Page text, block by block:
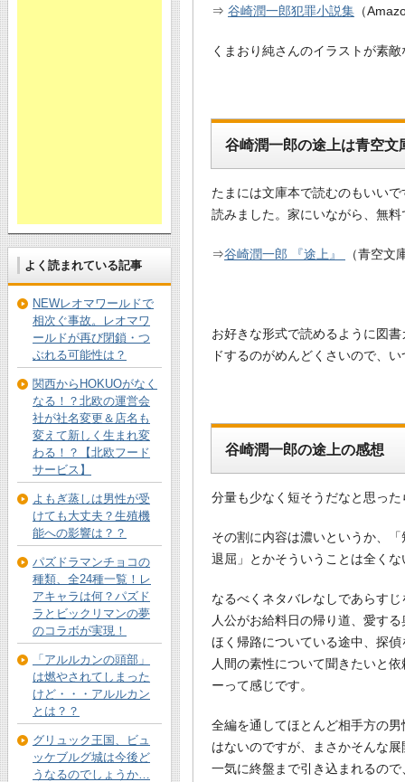
⇒ 谷崎潤一郎犯罪小説集 （
くまおり純さんのイラストが素
谷崎潤一郎の途上は青空文
たまには文庫本で読むのもいい
読みました。家にいながら、無
⇒谷崎潤一郎 『途上』 （青空文
お好きな形式で読めるように図
ドするのがめんどくさいので、
谷崎潤一郎の途上の感想
分量も少なく短そうだなと思っ
その割に内容は濃いというか、
退屈」とかそういうことは全く
なるべくネタバレなしであらす
人公がお給料日の帰り道、愛す
ほく帰路についている途中、探
人間の素性について聞きたいと
ーって感じです。
全編を通してほとんど相手方の
はないのですが、まさかそんな
一気に終盤まで引き込まれるの
よく読まれている記事
NEWレオマワールドで
相次ぐ事故。レオマワ
ールドが再び閉鎖・つ
ぶれる可能性は？
関西からHOKUOがなく
なる！？北欧の運営会
社が社名変更＆店名も
変えて新しく生まれ変
わる！？【北欧フード
サービス】
よもぎ蒸しは男性が受
けても大丈夫？生殖機
能への影響は？？
パズドラマンチョコの
種類、全24種一覧！レ
アキャラは何？パズド
ラとビックリマンの夢
のコラボが実現！
「アルルカンの頭部」
は燃やされてしまった
けど・・・アルルカン
とは？？
グリュック王国、ビュ
ッケブルグ城は今後ど
うなるのでしょうか…